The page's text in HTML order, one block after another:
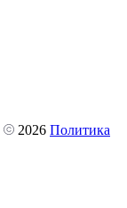
2026 Политика